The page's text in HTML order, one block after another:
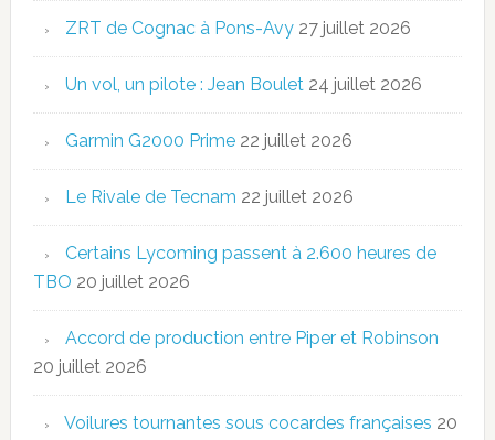
ZRT de Cognac à Pons-Avy 27 juillet 2026
Un vol, un pilote : Jean Boulet 24 juillet 2026
Garmin G2000 Prime 22 juillet 2026
Le Rivale de Tecnam 22 juillet 2026
Certains Lycoming passent à 2.600 heures de
TBO 20 juillet 2026
Accord de production entre Piper et Robinson
20 juillet 2026
Voilures tournantes sous cocardes françaises 20